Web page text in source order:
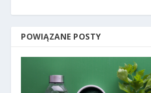
POWIĄZANE POSTY